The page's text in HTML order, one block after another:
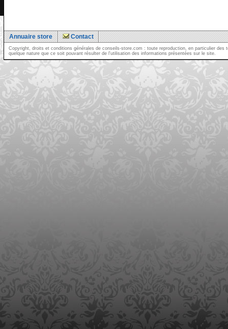
Annuaire store Contact
Copyright, droits et conditions générales de conseils-store.com : toute reproduction, en particulier
quelque nature que ce soit pouvant résulter de l'utilisation des informations présentées sur le site.